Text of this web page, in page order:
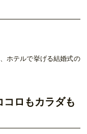
ホテルで挙げる結婚式の
コロもカラダも